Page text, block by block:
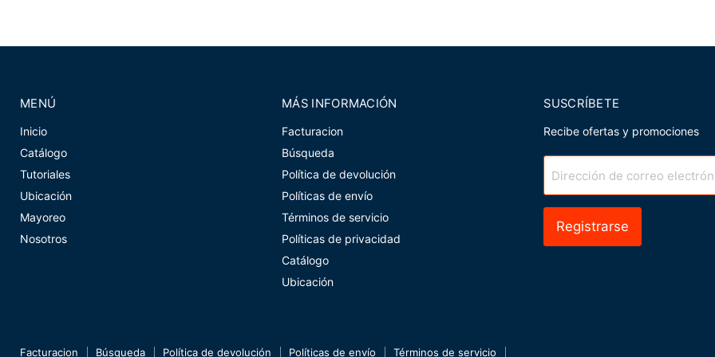
MENÚ
Inicio
Catálogo
Tutoriales
Ubicación
Mayoreo
Nosotros
MÁS INFORMACIÓN
Facturacion
Búsqueda
Política de devolución
Políticas de envío
Términos de servicio
Políticas de privacidad
Catálogo
Ubicación
SUSCRÍBETE
Recibe ofertas y promociones
Dirección de correo
Registrarse
Facturacion Búsqueda Política de devolución Políticas de envío Términos de servicio